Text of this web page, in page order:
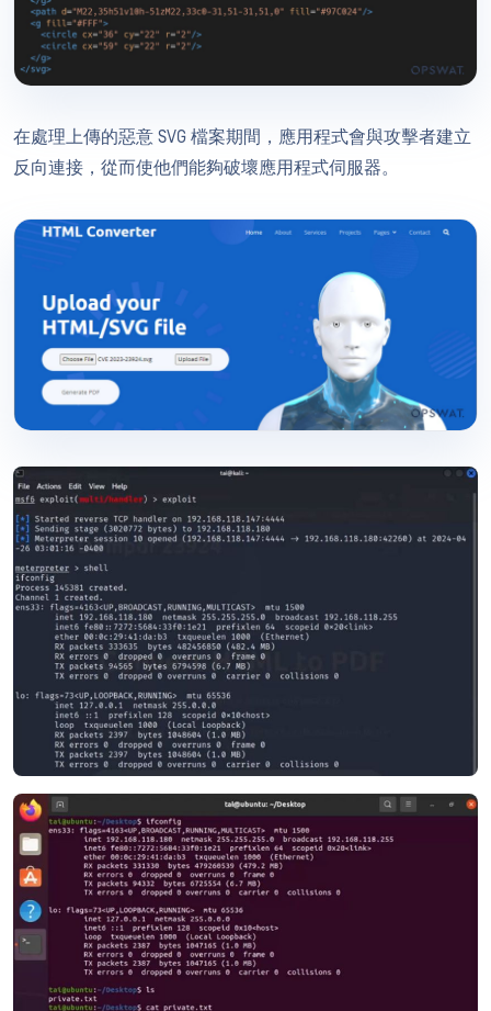
在處理上傳的惡意 SVG 檔案期間，應用程式會與攻擊者建立
反向連接，從而使他們能夠破壞應用程式伺服器。